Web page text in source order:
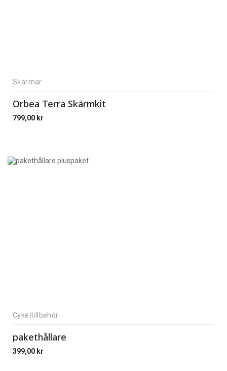
Skärmar
Orbea Terra Skärmkit
799,00 kr
Cykeltillbehör
pakethållare
399,00 kr